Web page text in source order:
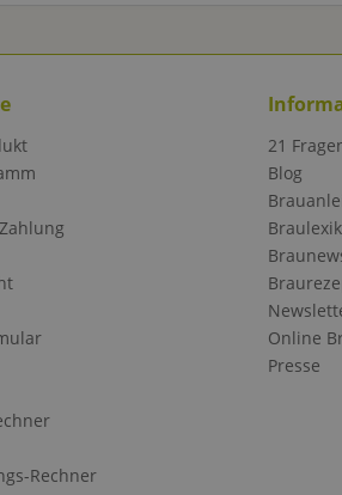
Rechner
21
Blog
Online
Presse